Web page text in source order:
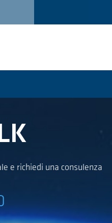
e richiedi una consulenza